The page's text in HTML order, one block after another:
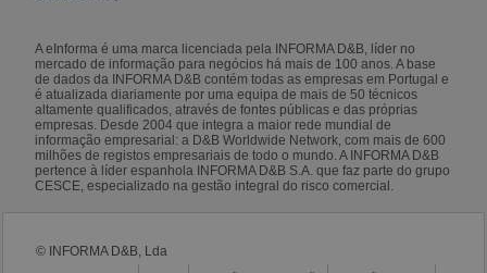
A eInforma é uma marca licenciada pela INFORMA D&B, líder no
mercado de informação para negócios há mais de 100 anos. A base
de dados da INFORMA D&B contém todas as empresas em Portugal e
é atualizada diariamente por uma equipa de mais de 50 técnicos
altamente qualificados, através de fontes públicas e das próprias
empresas. Desde 2004 que integra a maior rede mundial de
informação empresarial: a D&B Worldwide Network, com mais de 600
milhões de registos empresariais de todo o mundo. A INFORMA D&B
pertence à líder espanhola INFORMA D&B S.A. que faz parte do grupo
CESCE, especializado na gestão integral do risco comercial.
© INFORMA D&B, Lda